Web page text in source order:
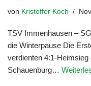
von Kristoffer Koch
TSV Immenhausen –
die Winterpause Die
verdienten 4:1-Heimsieg
Schauenburg…